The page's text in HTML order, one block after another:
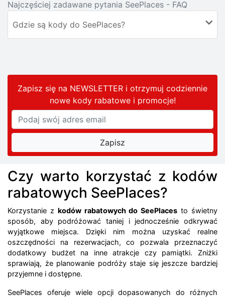
Najczęściej zadawane pytania SeePlaces - FAQ
Gdzie są kody do SeePlaces?
Zapisz się na NEWSLETTER i otrzymuj codziennie
nowe kody rabatowei promocje!
Czy warto korzystać z kodów
rabatowych SeePlaces?
Korzystanie z kodów rabatowych do SeePlaces to świetny
sposób, aby podróżować taniej i jednocześnie odkrywać
wyjątkowe miejsca. Dzięki nim można uzyskać realne
oszczędności na rezerwacjach, co pozwala przeznaczyć
dodatkowy budżet na inne atrakcje czy pamiątki. Zniżki
sprawiają, że planowanie podróży staje się jeszcze bardziej
przyjemne i dostępne.
SeePlaces oferuje wiele opcji dopasowanych do różnych